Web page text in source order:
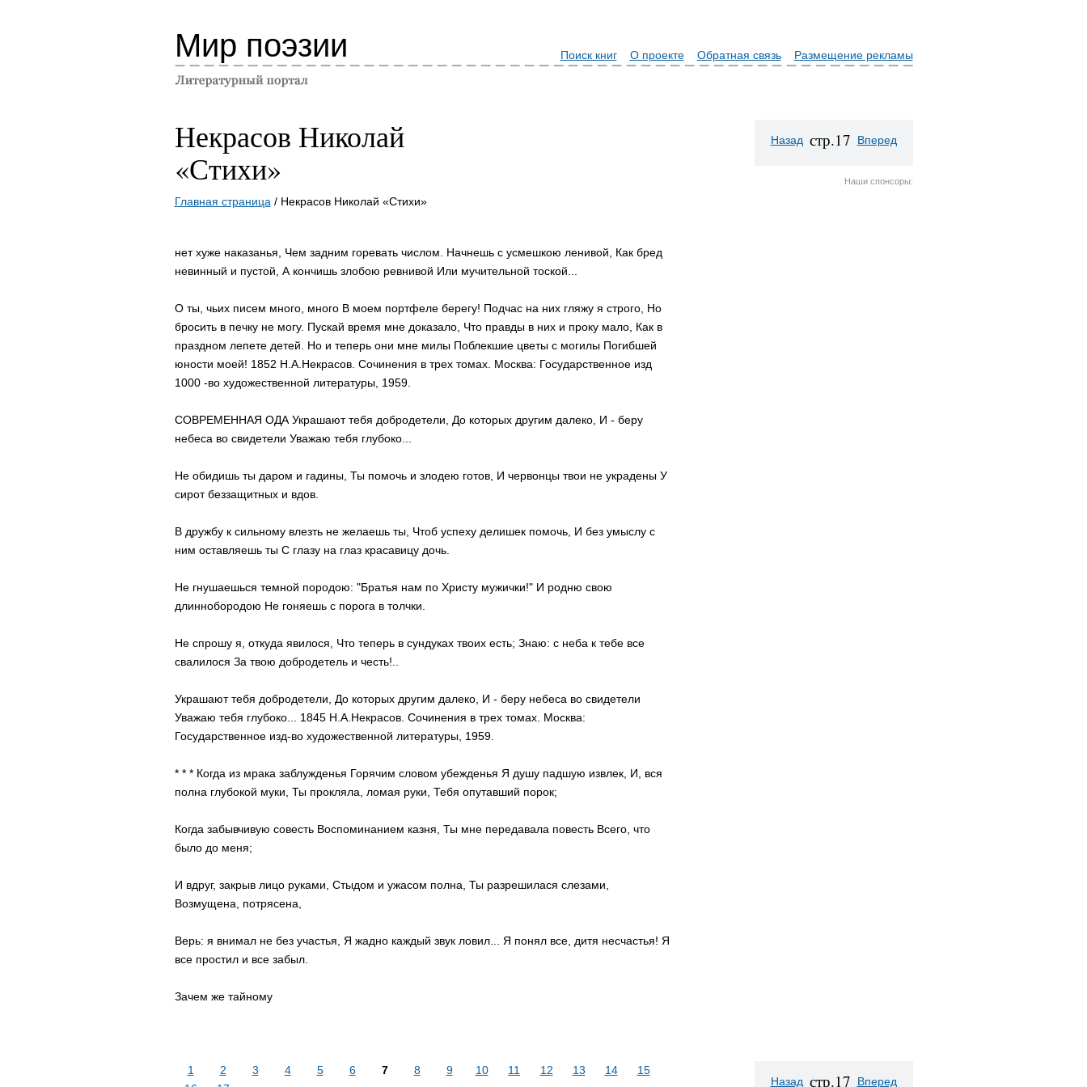
Мир поэзии Поиск книг О проекте Обратная связь Размещение рекламы
Некрасов Николай
«Стихи»
Главная страница / Некрасов Николай «Стихи»
нет хуже наказанья, Чем задним горевать числом. Начнешь с усмешкою ленивой, Как бред
невинный и пустой, А кончишь злобою ревнивой Или мучительной тоской...
О ты, чьих писем много, много В моем портфеле берегу! Подчас на них гляжу я строго, Но
бросить в печку не могу. Пускай время мне доказало, Что правды в них и проку мало, Как в
праздном лепете детей. Но и теперь они мне милы Поблекшие цветы с могилы Погибшей
юности моей! 1852 Н.А.Некрасов. Сочинения в трех томах. Москва: Государственное изд
1000 -во художественной литературы, 1959.
СОВРЕМЕННАЯ ОДА Украшают тебя добродетели, До которых другим далеко, И - беру
небеса во свидетели Уважаю тебя глубоко...
Не обидишь ты даром и гадины, Ты помочь и злодею готов, И червонцы твои не украдены У
сирот беззащитных и вдов.
В дружбу к сильному влезть не желаешь ты, Чтоб успеху делишек помочь, И без умыслу с
ним оставляешь ты С глазу на глаз красавицу дочь.
Не гнушаешься темной породою: "Братья нам по Христу мужички!" И родню свою
длиннобородою Не гоняешь с порога в толчки.
Не спрошу я, откуда явилося, Что теперь в сундуках твоих есть; Знаю: с неба к тебе все
свалилося За твою добродетель и честь!..
Украшают тебя добродетели, До которых другим далеко, И - беру небеса во свидетели
Уважаю тебя глубоко... 1845 Н.А.Некрасов. Сочинения в трех томах. Москва:
Государственное изд-во художественной литературы, 1959.
* * * Когда из мрака заблужденья Горячим словом убежденья Я душу падшую извлек, И, вся
полна глубокой муки, Ты прокляла, ломая руки, Тебя опутавший порок;
Когда забывчивую совесть Воспоминанием казня, Ты мне передавала повесть Всего, что
было до меня;
И вдруг, закрыв лицо руками, Стыдом и ужасом полна, Ты разрешилася слезами,
Возмущена, потрясена,
Верь: я внимал не без участья, Я жадно каждый звук ловил... Я понял все, дитя несчастья! Я
все простил и все забыл.
Зачем же тайному
Назад стр.17 Вперед
Наши спонсоры:
1 2 3 4 5 6 7 8 9 10 11 12 13 14
15
Назад стр.17 Вперед